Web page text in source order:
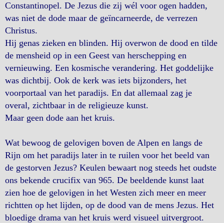
Constantinopel. De Jezus die zij wél voor ogen hadden,
was niet de dode maar de geïncarneerde, de verrezen
Christus.
Hij genas zieken en blinden. Hij overwon de dood en tilde
de mensheid op in een Geest van herschepping en
vernieuwing. Een kosmische verandering. Het goddelijke
was dichtbij. Ook de kerk was iets bijzonders, het
voorportaal van het paradijs. En dat allemaal zag je
overal, zichtbaar in de religieuze kunst.
Maar geen dode aan het kruis.
Wat bewoog de gelovigen boven de Alpen en langs de
Rijn om het paradijs later in te ruilen voor het beeld van
de gestorven Jezus? Keulen bewaart nog steeds het oudste
ons bekende crucifix van 965. De beeldende kunst laat
zien hoe de gelovigen in het Westen zich meer en meer
richtten op het lijden, op de dood van de mens Jezus. Het
bloedige drama van het kruis werd visueel uitvergroot.